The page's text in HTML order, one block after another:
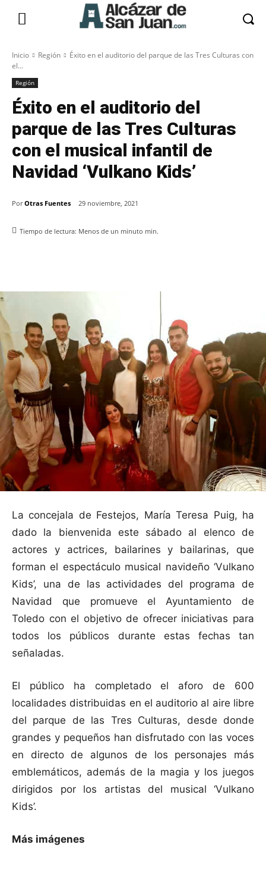
Inicio Región
Éxito en el auditorio del parque de las Tres Culturas con
el...
Región
Éxito en el auditorio del
parque de las Tres Culturas
con el musical infantil de
Navidad ‘Vulkano Kids’
Por Otras Fuentes 29 noviembre, 2021
Tiempo de lectura: Menos de un minuto min.
La concejala de Festejos, María Teresa Puig, ha
dado la bienvenida este sábado al elenco de
actores y actrices, bailarines y bailarinas, que
forman el espectáculo musical navideño ‘Vulkano
Kids’, una de las actividades del programa de
Navidad que promueve el Ayuntamiento de
Toledo con el objetivo de ofrecer iniciativas para
todos los públicos durante estas fechas tan
señaladas.
El público ha completado el aforo de 600
localidades distribuidas en el auditorio al aire libre
del parque de las Tres Culturas, desde donde
grandes y pequeños han disfrutado con las voces
en directo de algunos de los personajes más
emblemáticos, además de la magia y los juegos
dirigidos por los artistas del musical ‘Vulkano
Kids’.
Más imágenes